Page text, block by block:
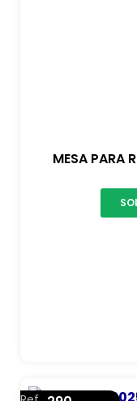
MESA PARA